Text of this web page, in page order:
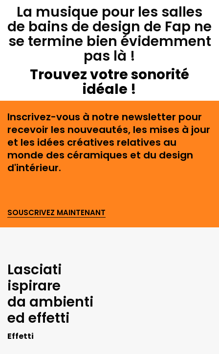
La musique pour les salles
de bains de design de Fap ne
se termine bien évidemment
pas là !
Trouvez votre sonorité
idéale !
Inscrivez-vous à notre newsletter pour
recevoir les nouveautés, les mises à jour
et les idées créatives relatives au
monde des céramiques et du design
d'intérieur.
SOUSCRIVEZ MAINTENANT
Lasciati
ispirare
da ambienti
ed effetti
Effetti